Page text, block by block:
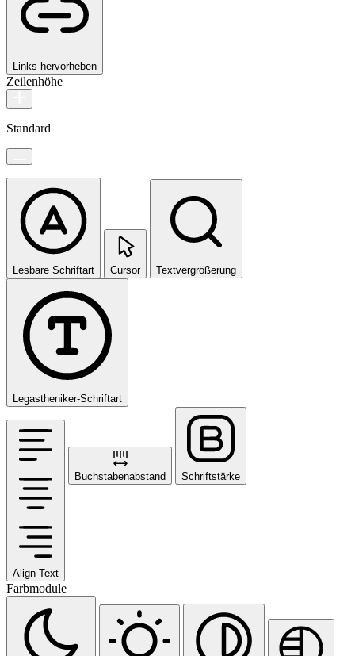
Links hervorheben
Zeilenhöhe
Standard
Lesbare Schriftart Cursor Textvergrößerung
Legastheniker-Schriftart
Align Text
Buchstabenabstand Schriftstärke
Farbmodule